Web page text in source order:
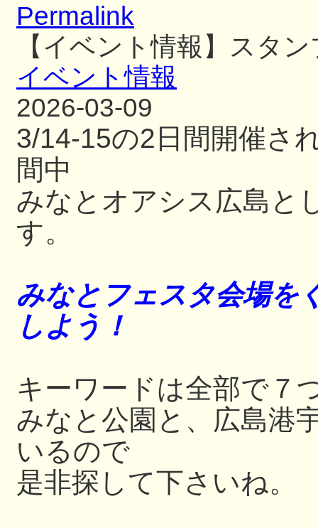
Permalink
【イベント情報】スタ
イベント情報
2026-03-09
3/14-15の2日間開催さ
間中
みなとオアシス広島と
す。
みなとフェスタ会場を
しよう！
キーワードは全部
みなと公園と、広島港
いるので
是非探して下さいね。